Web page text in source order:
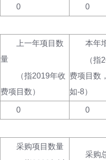
0 0
上一年项目数
量
（指2019年收
费项目数）
本年
（指
费项目数
如-8）
0 0
采购项目数量
采购